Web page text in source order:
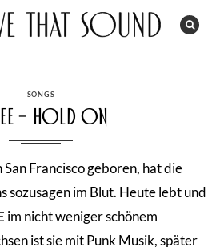
CATEGORIES
SONGS
– Hold On
Francisco geboren, hat die
sozusagen im Blut. Heute lebt und
im nicht weniger schönem
ist sie mit Punk Musik, später